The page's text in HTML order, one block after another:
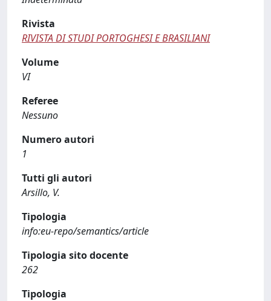
Rivista
RIVISTA DI STUDI PORTOGHESI E BRASILIANI
Volume
VI
Referee
Nessuno
Numero autori
1
Tutti gli autori
Arsillo, V.
Tipologia
info:eu-repo/semantics/article
Tipologia sito docente
262
Tipologia